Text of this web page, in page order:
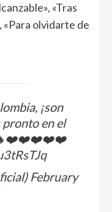
«Tras
«Para olvidarte de
¡son
en el
February